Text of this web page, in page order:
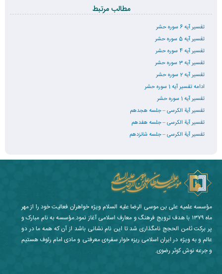
مطالب مرتبط
تفسیر آیه 6 سوره حشر
تفسیر آیه 5 سوره حشر
تفسیر آیه 4 سوره حشر
تفسیر آیه 3 سوره حشر
تفسیر آیه 2 سوره حشر
ادامه تفسیر آیه 1 سوره حشر
تفسیر آیه 1 سوره حشر
تفسیر آیة الکرسی – جلسه هجدهم
تفسیر آیة الکرسی – جلسه هفدهم
تفسیر آیة الکرسی – جلسه شانزدهم
مؤسسه علمیه علی بن موسی الرضا علیه السلام ویژه خواهران فعالیت خود را از مهر
ماه ۱۳۷۹ با هدف ترویج فرهنگ و معارف اسلامی آغاز نمود.مؤسسه به نام مبارک و
پر برکت ثامن الحجج نامگذاری شد تا این نام نشانی باشد از آن که همه ما در دو
عالم و به ویژه در ایران اسلامی ریزه خوار سفره‌ی معرفتی و مادی امام رئوف هستیم
و جرعه نوش کوثر رضوی.